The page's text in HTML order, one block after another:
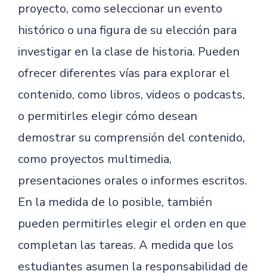
proyecto, como seleccionar un evento
histórico o una figura de su elección para
investigar en la clase de historia. Pueden
ofrecer diferentes vías para explorar el
contenido, como libros, videos o podcasts,
o permitirles elegir cómo desean
demostrar su comprensión del contenido,
como proyectos multimedia,
presentaciones orales o informes escritos.
En la medida de lo posible, también
pueden permitirles elegir el orden en que
completan las tareas. A medida que los
estudiantes asumen la responsabilidad de